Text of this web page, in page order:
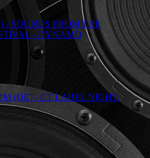
- SOUNDS FROM THE
- DYNAMO
(DE) - CT LABEL NIGHT,